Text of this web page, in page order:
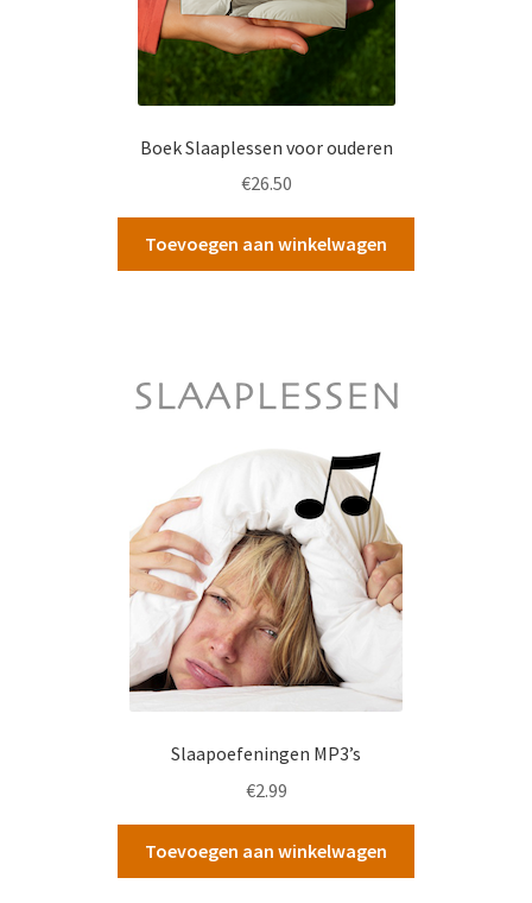
Boek Slaaplessen voor ouderen
€26.50
Toevoegen aan winkelwagen
Slaapoefeningen MP3’s
€2.99
Toevoegen aan winkelwagen